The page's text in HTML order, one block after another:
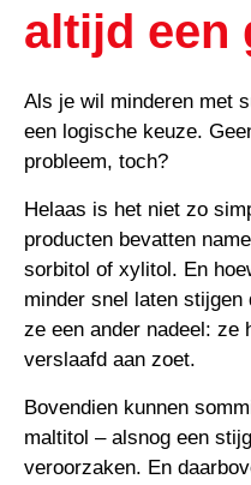
altijd een
Als je wil minderen met
een logische keuze.
probleem, toch?
Helaas is het niet zo
producten bevatten
sorbitol of xylitol. En
minder snel laten stijgen
ze een ander nadeel: ze
verslaafd aan zoet.
Bovendien kunnen
maltitol – alsnog een
veroorzaken. En